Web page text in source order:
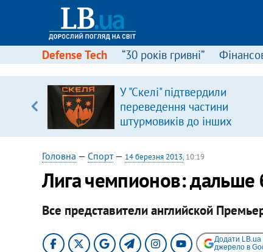
Defense Tech “30 років гривні”
У "Скелі" підтвердили
переведення частини
штурмовиків до інших
підрозділів
Головна — Спорт— 14 березня 2013, 10:19
Лига чемпионов: дальше
Все представители английской
Додати LB.ua
джерело в